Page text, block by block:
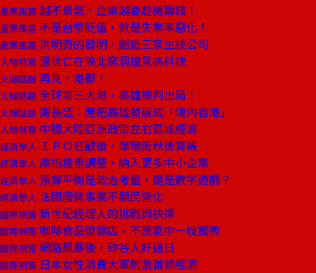
產業風雲 越不景氣，企業越要趁機籌錢！
產業風雲 不是台幣貶值，就是失業率惡化！
產業風雲 洪明奇的發明，創造三家生技公司
人物特寫 溫世仁在陝北窯洞撞見高科技
火線話題 再見，港都！
火線話題 全球第三大港，高雄被判出局！
火線話題 謝長廷：應把高雄發展成「境內香港」
人物特寫 中國大陸亞洲政策左右區域經濟
經濟學人 ＩＰＯ狂歡後，華爾街秋後算帳
經濟學人 摩指權重調整，納入更多中小企業
經濟學人 預算平衡是政治考量，還是數字遊戲？
經濟學人 法國國營事業不願民營化
國際視窗 新世紀經理人的挑戰與抉擇
國際視窗 咖啡食品連鎖店，不景氣中一枝獨秀
國際視窗 網路風暴後，矽谷人好過日
國際視窗 日本女性消費大軍刺激蕭條經濟